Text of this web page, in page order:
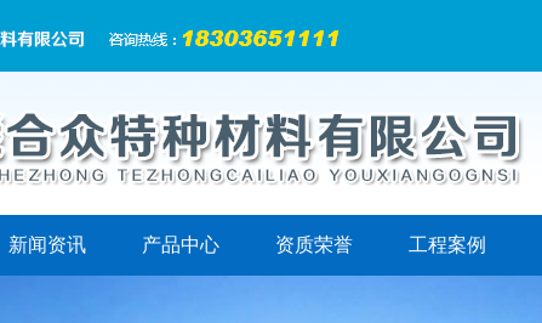
新闻资讯 产品中心 资质荣誉 工程案例